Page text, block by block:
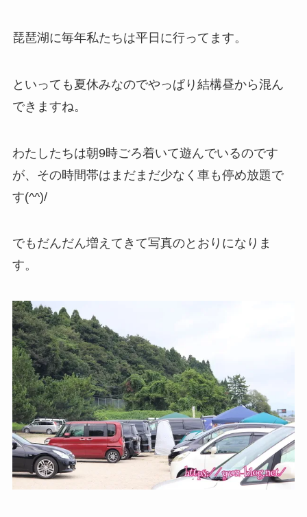
琵琶湖に毎年私たちは平日に行ってます。
といっても夏休みなのでやっぱり結構昼から混ん
できますね。
わたしたちは朝9時ごろ着いて遊んでいるのです
が、その時間帯はまだまだ少なく車も停め放題で
す(^^)/
でもだんだん増えてきて写真のとおりになりま
す。